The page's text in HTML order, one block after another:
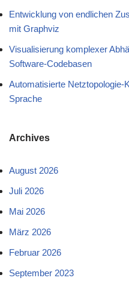
Entwicklung von endlichen
mit Graphviz
Visualisierung komplexer
Software-Codebasen
Automatisierte Netztopologie-
Sprache
Archives
August 2026
Juli 2026
Mai 2026
März 2026
Februar 2026
September 2023